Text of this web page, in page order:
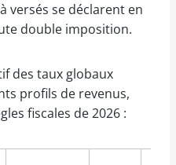
versés se déclarent en
double imposition.
des taux globaux
profils de revenus,
fiscales de 2026 :